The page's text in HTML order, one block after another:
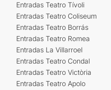
Entradas Teatro Tívoli
Entradas Teatro Coliseum
Entradas Teatro Borrás
Entradas Teatro Romea
Entradas La Villarroel
Entradas Teatro Condal
Entradas Teatro Victòria
Entradas Teatro Apolo